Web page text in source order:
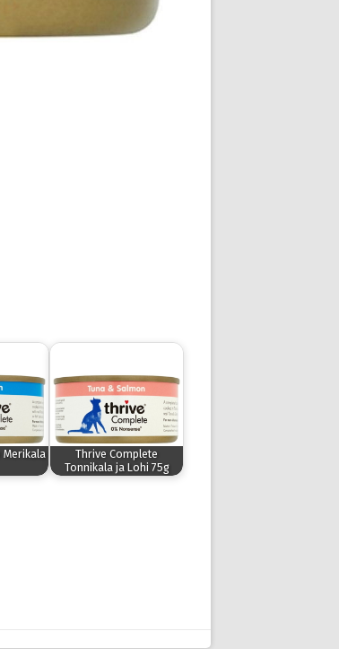
Merikala
Thrive Complete
Tonnikala ja Lohi 75g